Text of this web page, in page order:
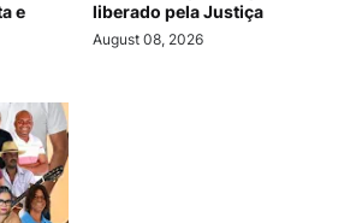
e
liberado pela Justiça
August 08, 2026